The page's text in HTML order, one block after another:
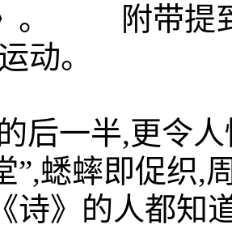
。 附带提到,
运动。
一半,更令人
”,蟋蟀即促织,
》的人都知道,